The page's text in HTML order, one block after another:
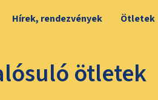
Hírek, rendezvények Ötletek
ötletek